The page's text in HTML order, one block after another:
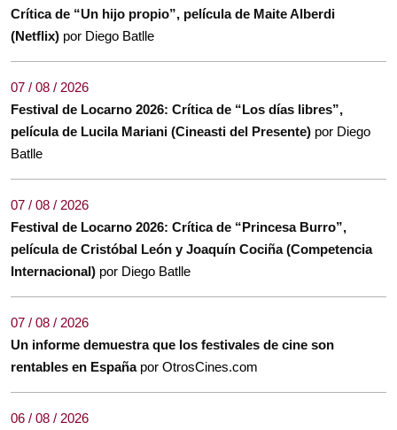
Crítica de “Un hijo propio”, película de Maite Alberdi
(Netflix) por Diego Batlle
07 / 08 / 2026
Festival de Locarno 2026: Crítica de “Los días libres”,
película de Lucila Mariani (Cineasti del Presente) por Diego
Batlle
07 / 08 / 2026
Festival de Locarno 2026: Crítica de “Princesa Burro”,
película de Cristóbal León y Joaquín Cociña (Competencia
Internacional) por Diego Batlle
07 / 08 / 2026
Un informe demuestra que los festivales de cine son
rentables en España por OtrosCines.com
06 / 08 / 2026